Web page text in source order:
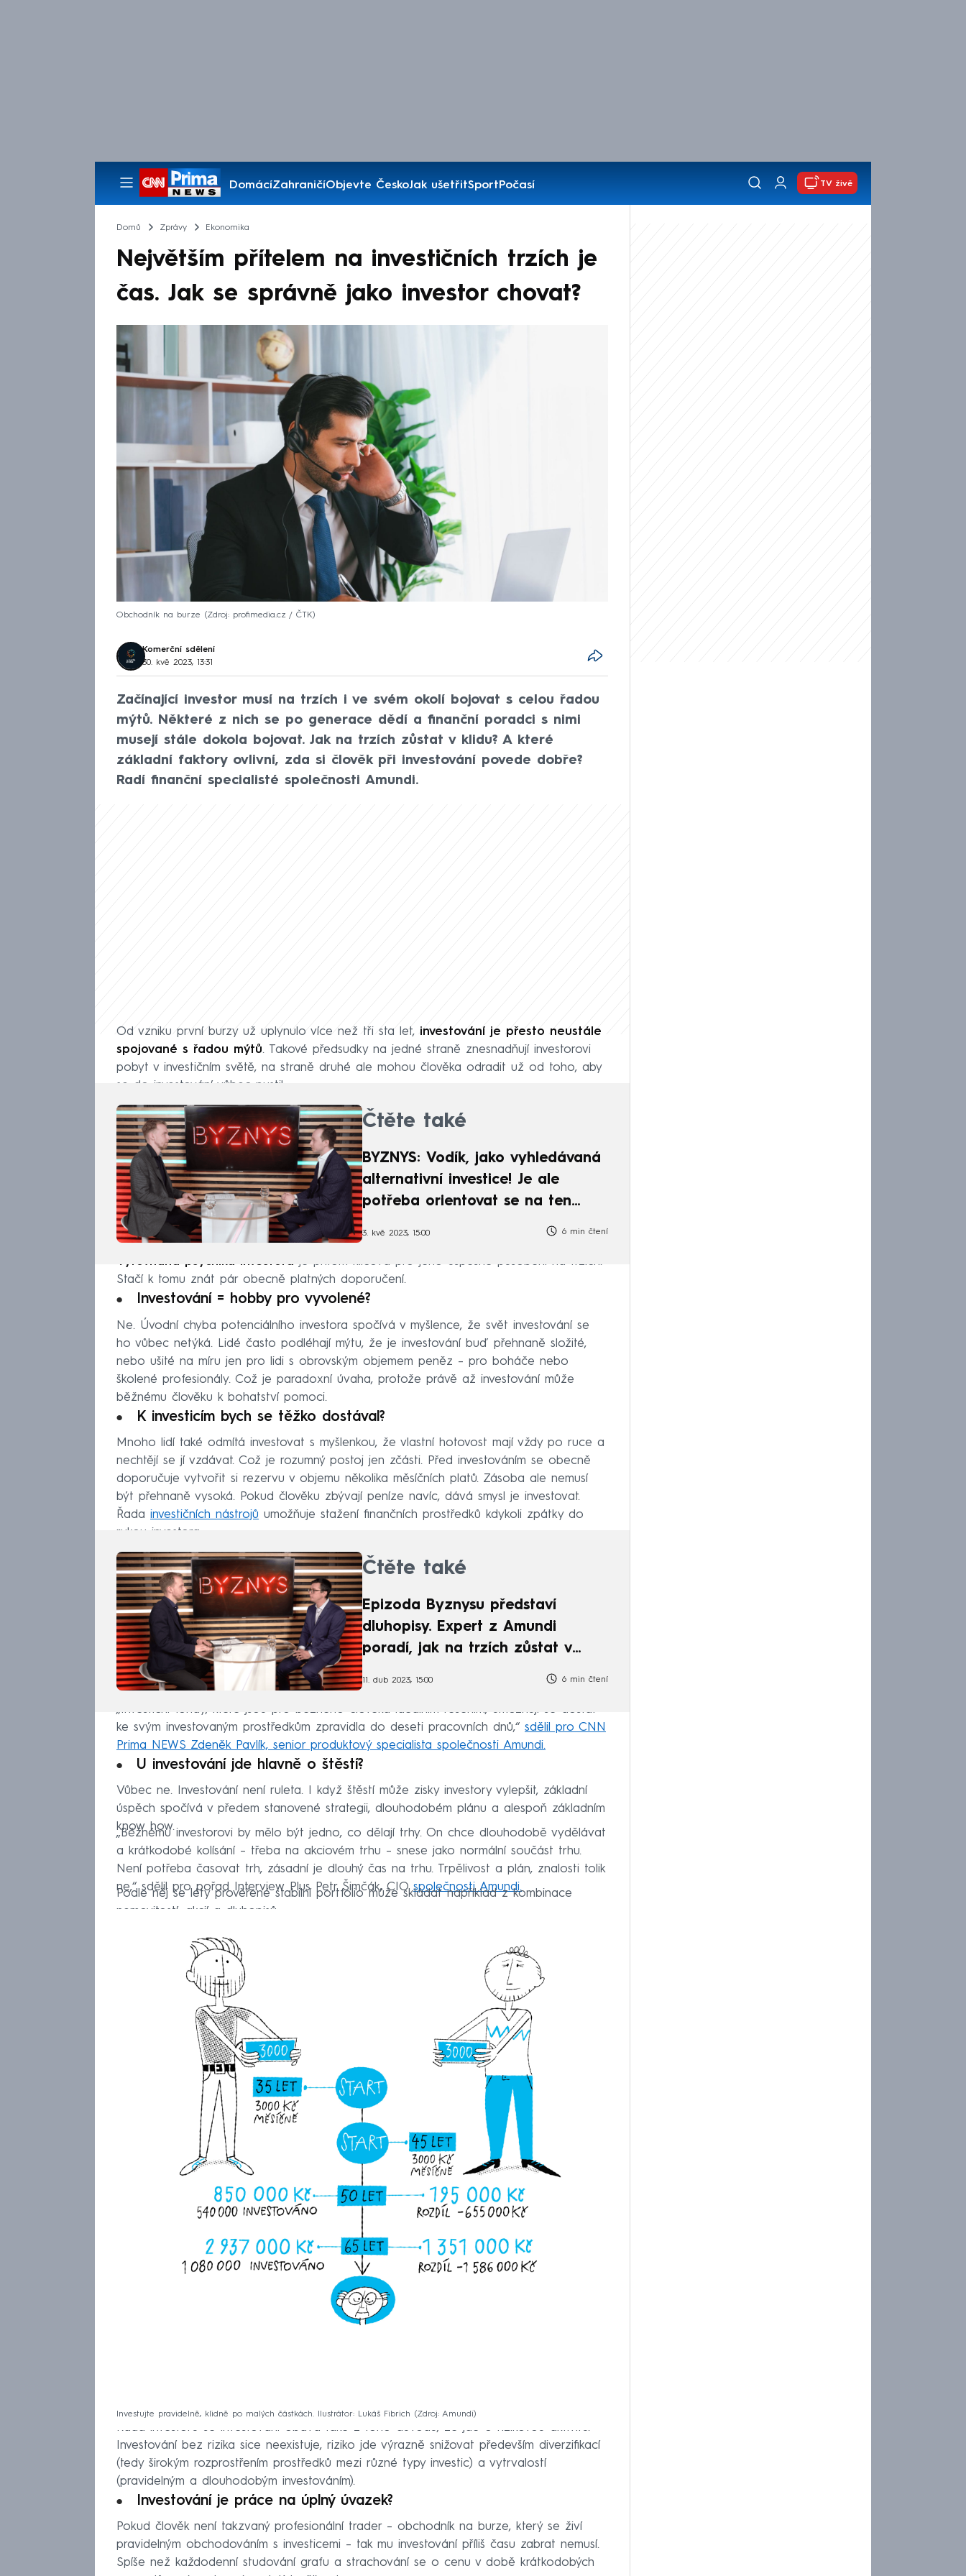
DomácíZahraničíObjevte ČeskoJak ušetřitSportPočasí
Pořady
TV živě
Domů Zprávy Ekonomika
Největším přítelem na investičních trzích je
čas. Jak se správně jako investor chovat?
Obchodník na burze Zdroj: profimedia.cz / ČTK
Komerční sdělení
30. kvě 2023, 13:31
Začínající investor musí na trzích i ve svém okolí bojovat s celou řadou
mýtů. Některé z nich se po generace dědí a finanční poradci s nimi
musejí stále dokola bojovat. Jak na trzích zůstat v klidu? A které
základní faktory ovlivní, zda si člověk při investování povede dobře?
Radí finanční specialisté společnosti Amundi.
Od vzniku první burzy už uplynulo více než tři sta let, investování je přesto neustále
spojované s řadou mýtů. Takové předsudky na jedné straně znesnadňují investorovi
pobyt v investičním světě, na straně druhé ale mohou člověka odradit už od toho, aby
se do investování vůbec pustil.
Čtěte také
BYZNYS: Vodík, jako vyhledávaná
alternativní investice! Je ale
potřeba orientovat se na ten
3. kvě 2023, 15:00 6 min čtení
Vyrovnaná psychika investora je přitom klíčová pro jeho úspěšné působení na trzích.
Stačí k tomu znát pár obecně platných doporučení.
Investování = hobby pro vyvolené?
Ne. Úvodní chyba potenciálního investora spočívá v myšlence, že svět investování se
ho vůbec netýká. Lidé často podléhají mýtu, že je investování buď přehnaně složité,
nebo ušité na míru jen pro lidi s obrovským objemem peněz – pro boháče nebo
školené profesionály. Což je paradoxní úvaha, protože právě až investování může
běžnému člověku k bohatství pomoci.
K investicím bych se těžko dostával?
Mnoho lidí také odmítá investovat s myšlenkou, že vlastní hotovost mají vždy po ruce a
nechtějí se jí vzdávat. Což je rozumný postoj jen zčásti. Před investováním se obecně
doporučuje vytvořit si rezervu v objemu několika měsíčních platů. Zásoba ale nemusí
být přehnaně vysoká. Pokud člověku zbývají peníze navíc, dává smysl je investovat.
Řada investičních nástrojů umožňuje stažení finančních prostředků kdykoli zpátky do
rukou investora.
Čtěte také
Epizoda Byznysu představí
dluhopisy. Expert z Amundi
poradí, jak na trzích zůstat v
11. dub 2023, 15:00 6 min čtení
„Investiční fondy, které jsou pro běžného člověka ideálním řešením, umožňují se dostat
ke svým investovaným prostředkům zpravidla do deseti pracovních dnů,“ sdělil pro CNN
Prima NEWS Zdeněk Pavlík, senior produktový specialista společnosti Amundi.
U investování jde hlavně o štěstí?
Vůbec ne. Investování není ruleta. I když štěstí může zisky investory vylepšit, základní
úspěch spočívá v předem stanovené strategii, dlouhodobém plánu a alespoň základním
know how.
„Běžnému investorovi by mělo být jedno, co dělají trhy. On chce dlouhodobě vydělávat
a krátkodobé kolísání – třeba na akciovém trhu – snese jako normální součást trhu.
Není potřeba časovat trh, zásadní je dlouhý čas na trhu. Trpělivost a plán, znalosti tolik
ne,“ sdělil pro pořad Interview Plus Petr Šimčák, CIO společnosti Amundi.
Podle něj se léty prověřené stabilní portfolio může skládat například z kombinace
nemovitostí, akcií a dluhopisů.
Investujte pravidelně, klidně po malých částkách. Ilustrátor: Lukáš Fibrich Zdroj: Amundi
Řada investorů se investování obává také z toho důvodu, že jde o rizikovou aktivitu.
Investování bez rizika sice neexistuje, riziko jde výrazně snižovat především diverzifikací
(tedy širokým rozprostřením prostředků mezi různé typy investic) a vytrvalostí
(pravidelným a dlouhodobým investováním).
Investování je práce na úplný úvazek?
Pokud člověk není takzvaný profesionální trader – obchodník na burze, který se živí
pravidelným obchodováním s investicemi – tak mu investování příliš času zabrat nemusí.
Spíše než každodenní studování grafu a strachování se o cenu v době krátkodobých